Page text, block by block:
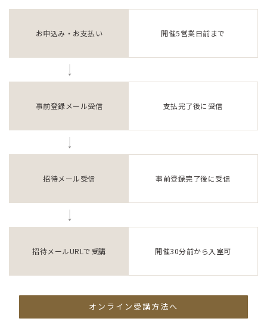
お申込み・お支払い 開催5営業日前まで
事前登録メール受信 支払完了後に受信
招待メール受信 事前登録完了後に受信
招待メールURLで受講 開催30分前から入室可
オンライン受講方法へ